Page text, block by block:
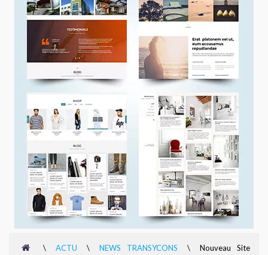
\ ACTU \ NEWS TRANSYCONS \
Nouveau Site